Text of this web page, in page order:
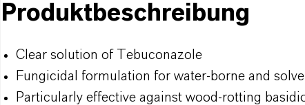
Produktbeschreibung
Clear solution of Tebuconazole
Fungicidal formulation for water-borne and
Particularly effective against wood-rotting